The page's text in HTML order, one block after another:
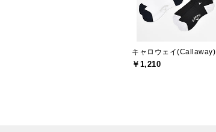
キャロウェイ(Callaway)
￥1,210